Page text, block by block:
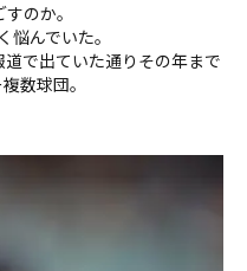
か――。
んでいた。
で出ていた通りその年まで
数球団。